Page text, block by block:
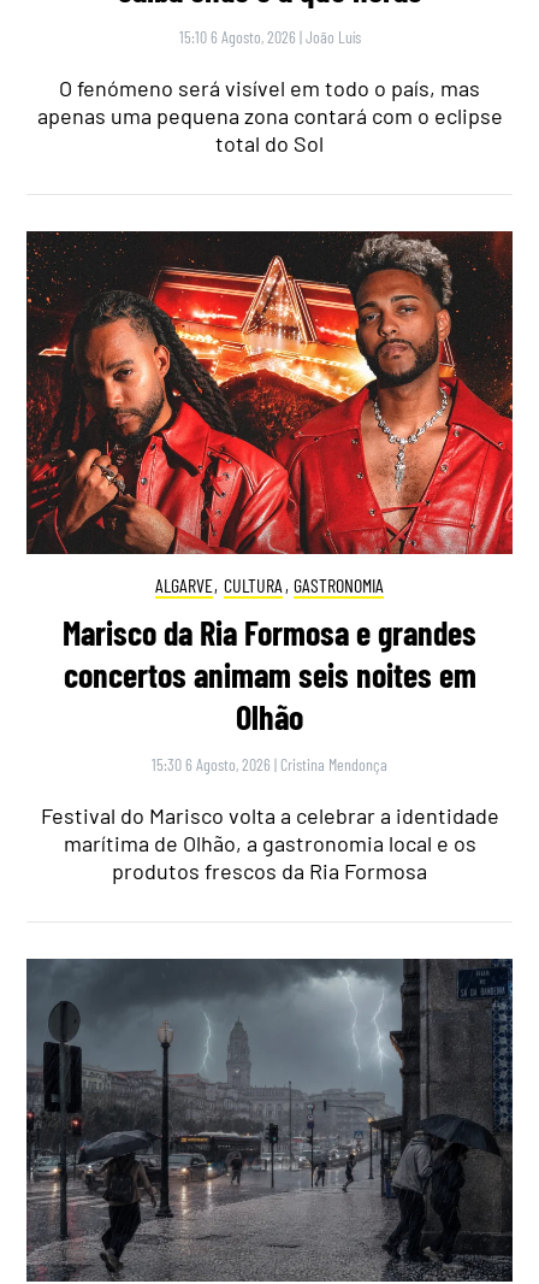
15:10 6 Agosto, 2026 |João Luís
O fenómeno será visível em todo o país, mas
apenas uma pequena zona contará com o eclipse
total do Sol
ALGARVE, CULTURA , GASTRONOMIA
Marisco da Ria Formosa e grandes
concertos animam seis noites em
Olhão
15:30 6 Agosto, 2026 | Cristina Mendonça
Festival do Marisco volta a celebrar a identidade
marítima de Olhão, a gastronomia local e os
produtos frescos da Ria Formosa